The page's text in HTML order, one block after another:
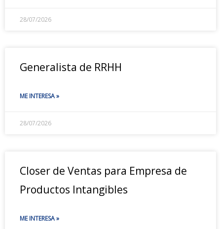
28/07/2026
Generalista de RRHH
ME INTERESA »
28/07/2026
Closer de Ventas para Empresa de
Productos Intangibles
ME INTERESA »